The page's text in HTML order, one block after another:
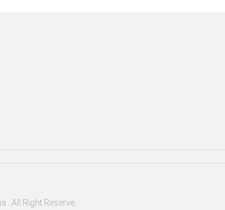
. All Right Reserve